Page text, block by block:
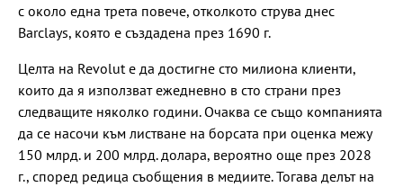
с около една трета повече, отколкото струва днес
Barclays, която е създадена през 1690 г.
Целта на Revolut е да достигне сто милиона клиенти,
които да я използват ежедневно в сто страни през
следващите няколко години. Очаква се също компанията
да се насочи към листване на борсата при оценка межу
150 млрд. и 200 млрд. долара, вероятно още през 2028
г., според редица съобщения в медиите. Тогава делът на